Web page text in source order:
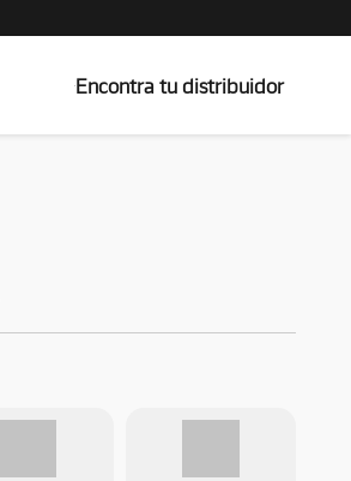
Encontra tu distribuidor